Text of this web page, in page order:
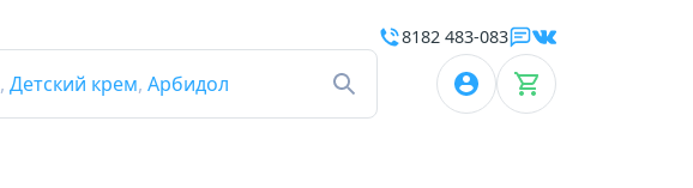
, Детский крем, Арбидол
8182 483-083